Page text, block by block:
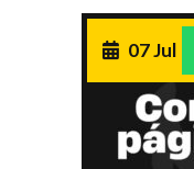
07 Jul